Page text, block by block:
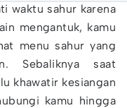
waktu sahur karena
mengantuk, kamu
menu sahur yang
Sebaliknya saat
khawatir kesiangan
kamu hingga